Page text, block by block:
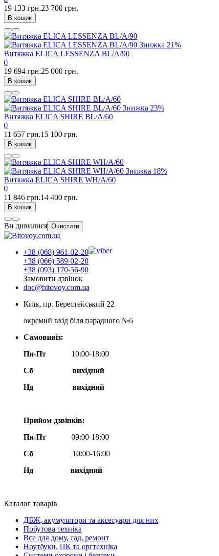
19 133 грн.23 700 грн.
В кошик
Знижка 21%
Витяжка ELICA LESSENZA BL/A/90
0
19 694 грн.25 000 грн.
В кошик
Знижка 23%
Витяжка ELICA SHIRE BL/A/60
0
11 657 грн.15 100 грн.
В кошик
Знижка 18%
Витяжка ELICA SHIRE WH/A/60
0
11 846 грн.14 400 грн.
В кошик
Ви дивилися Очистити
+38 (068) 961-02-20
+38 (066) 589-02-20
+38 (093) 170-56-90
Замовити дзвінок
doc@bitovoy.com.ua
Київ, пр. Берестейський 22
окремий вхід біля парадного №6
Самовивіз:
Пн-Пт
10:00-18:00
Сб
вихідний
Нд
вихідний
Прийом дзвінків:
Пн-Пт
09:00-18:00
Сб
10:00-16:00
Нд вихідний
Каталог товарів
ДБЖ, акумулятори та аксесуари для них
Побутова техніка
Все для дому, сад, ремонт
Ноутбуки, ПК та оргтехніка